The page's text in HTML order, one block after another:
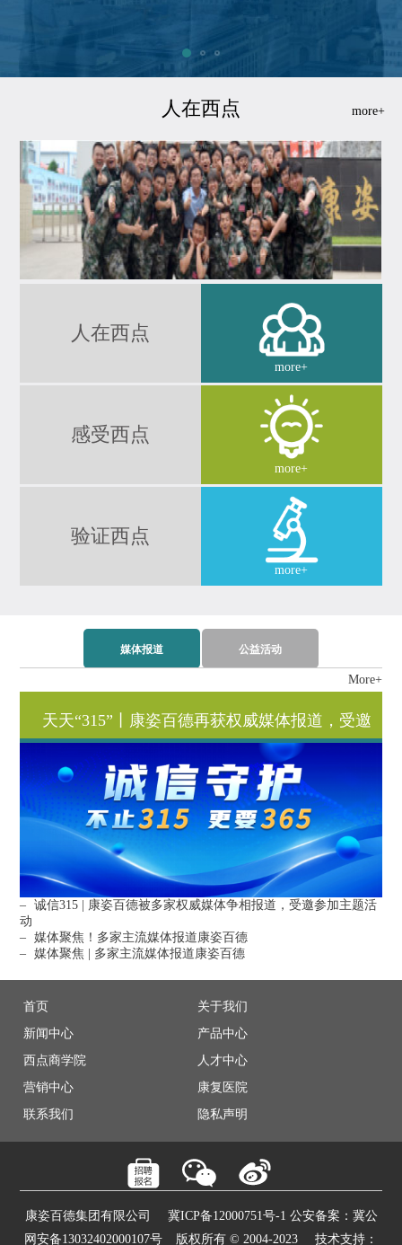
人在西点 more+
人在西点
more+
感受西点
more+
验证西点
more+
媒体报道 公益活动
More+
天天“315”丨康姿百德再获权威媒体报道，受邀
出席315特别节目
–
诚信315 | 康姿百德被多家权威媒体争相报道，受邀参加主题活
动
–
媒体聚焦！多家主流媒体报道康姿百德
–
媒体聚焦 | 多家主流媒体报道康姿百德
首页
关于我们
新闻中心
产品中心
西点商学院
人才中心
营销中心
康复医院
联系我们
隐私声明
康姿百德集团有限公司
冀ICP备12000751号-1 公安备案：冀公
网安备13032402000107号
版权所有 © 2004-2023 技术支持：